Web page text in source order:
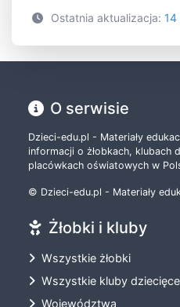
Ostatnia aktualizacja: 14
O serwisie
Dzieci-edu.pl - Materiały
informacji o żłobkach, klubach
placówkach oświatowych w
© Dzieci-edu.pl - Materiały
Żłobki i kluby
Wszystkie żłobki
Wszystkie kluby dziecięce
Województwa